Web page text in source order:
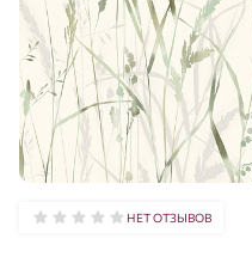
НЕТ ОТЗЫВОВ